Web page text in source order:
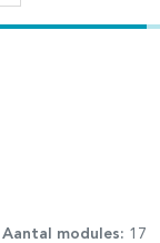
Aantal modules: 17